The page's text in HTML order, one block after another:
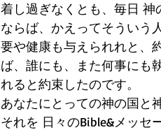
着し過ぎなくとも、毎日 神
ならば、かえってそういう
要や健康も与えられれと、
ば、誰にも、また何事にも
れると約束したのです。
あなたにとっての神の国と
それを 日々のBible&メッセ